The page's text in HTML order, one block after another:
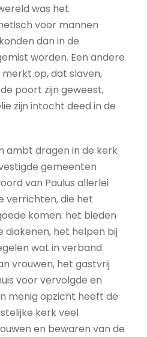
was het
voor mannen
dan in de
worden. Een andere
op, dat slaven,
poort zijn geweest,
zijn intocht deed in de
ambt dragen in de kerk
gemeenten
van Paulus allerlei
verrichten, die het
komen: het bieden
diakenen, het helpen bij
wat in verband
vrouwen, het gastvrij
voor vervolgde en
menig opzicht heeft de
kerk veel
en bewaren van de